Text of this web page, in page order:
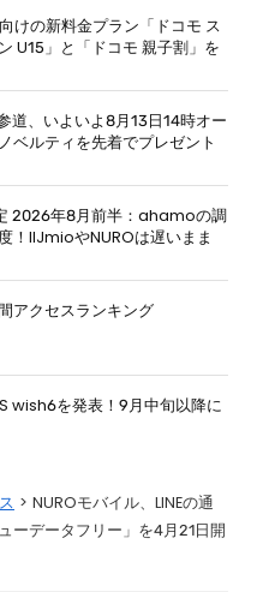
けの新料金プラン「ドコモ ス
U15」と「ドコモ 親子割」を
、いよいよ8月13日14時オー
ベルティを先着でプレゼント
2026年8月前半：ahamoの調
！IIJmioやNUROは遅いまま
アクセスランキング
wish6を発表！9月中旬以降に
NUROモバイル、LINEの通
ーデータフリー」を4月21日開